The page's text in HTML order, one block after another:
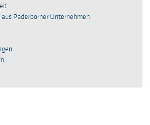
Paderborner Unternehmen